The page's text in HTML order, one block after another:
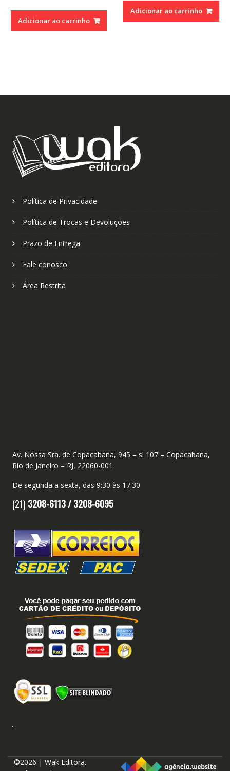
Adicionar ao carrinho
Adicionar ao carrinho
Política de Privacidade
Política de Trocas e Devoluções
Prazo de Entrega
Fale conosco
Área Restrita
Av. Nossa Sra. de Copacabana, 945 – sl 107 – Copacabana,
Rio de Janeiro – RJ, 22060-001
De segunda a sexta, das 9:30 às 17:30
(21) 3208-6113 /3208-6095
©2026 | Wak Editora.